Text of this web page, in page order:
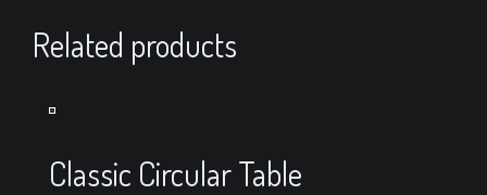
Related products
Classic Circular Table